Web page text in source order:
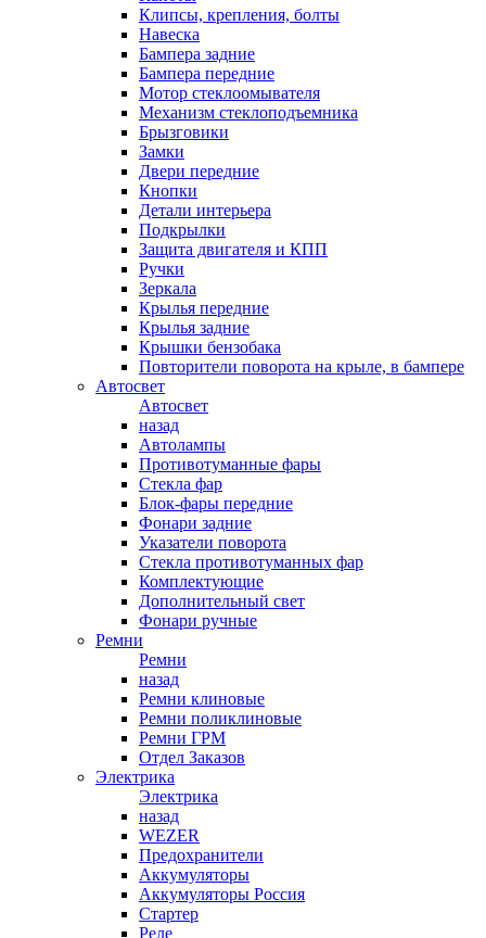
Клипсы, крепления, болты
Навеска
Бампера задние
Бампера передние
Мотор стеклоомывателя
Механизм стеклоподъемника
Брызговики
Замки
Двери передние
Кнопки
Детали интерьера
Подкрылки
Защита двигателя и КПП
Ручки
Зеркала
Крылья передние
Крылья задние
Крышки бензобака
Повторители поворота на крыле, в бампере
Автосвет
Автосвет
назад
Автолампы
Противотуманные фары
Стекла фар
Блок-фары передние
Фонари задние
Указатели поворота
Стекла противотуманных фар
Комплектующие
Дополнительный свет
Фонари ручные
Ремни
Ремни
назад
Ремни клиновые
Ремни поликлиновые
Ремни ГРМ
Отдел Заказов
Электрика
Электрика
назад
WEZER
Предохранители
Аккумуляторы
Аккумуляторы Россия
Стартер
Реле